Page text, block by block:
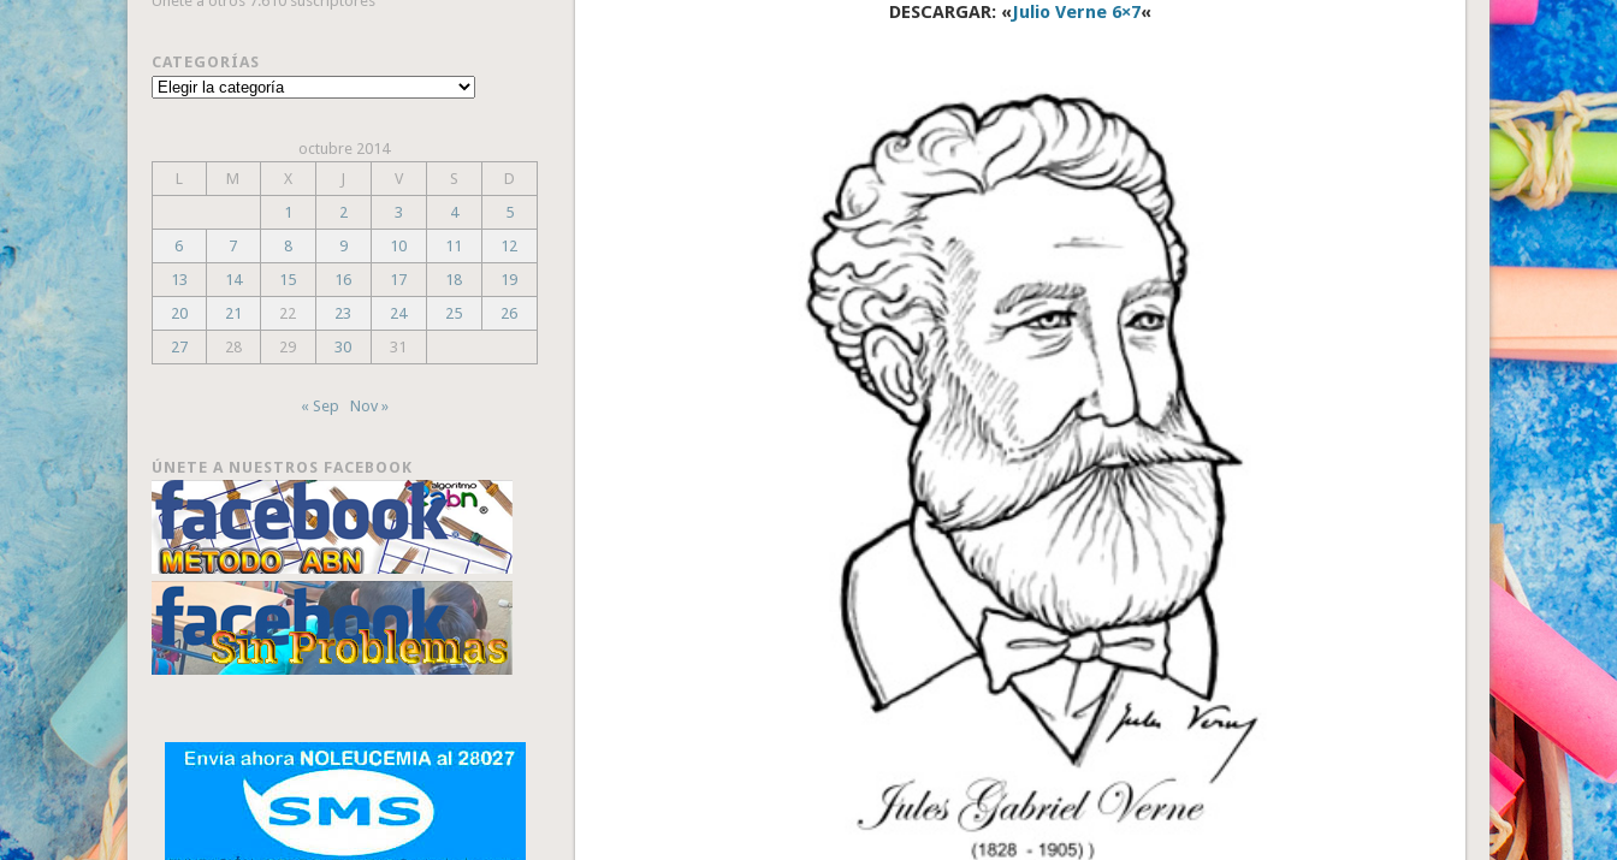
DESCARGAR: «Julio Verne 6×7«
CATEGORÍAS
Categorías
octubre 2014
L
M X J V S
D
1
2 3 4
5
6
7 8 9 10 11
12
13
14 15 16 17 18
19
20
21 22 23 24 25
26
27
28 29 30 31
« Sep Nov »
ÚNETE A NUESTROS FACEBOOK